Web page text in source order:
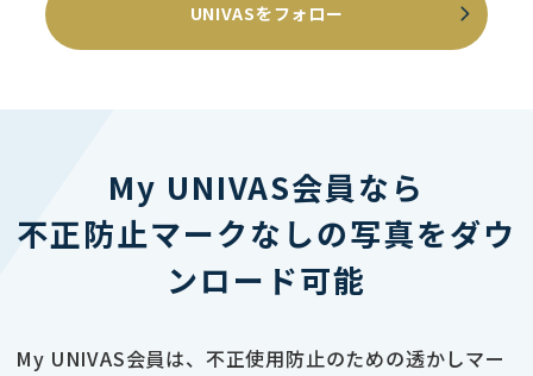
UNIVASをフォロー
My UNIVAS会員なら
不正防止マークなしの写真をダウ
ンロード可能
My UNIVAS会員は、不正使用防止のための透かしマー